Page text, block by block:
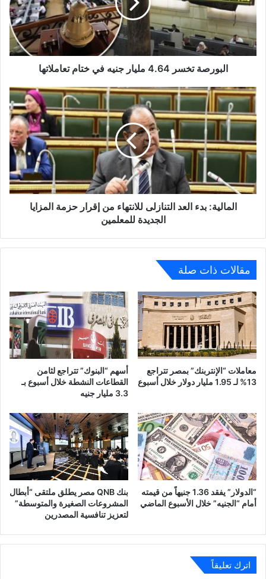
جنيه
في
ختام
تعاملاتها
البورصة تخسر 4.64 مليار جنيه في ختام تعاملاتها
المالية:
بدء
العد
التنازلى
للانتهاء
من
إقرار
حزمة
المزايا
الجديدةالمالية: بدء العد التنازلى للانتهاء من إقرار حزمة المزايا
الجديدة للمعلمين
مقالات ذات صلة
معاملات “الإنتربنك” بمصر تتراجع
13% لـ 1.95 مليار دولار خلال أسبوع
أسهم “البنوك” تتراجع لثامن
القطاعات النشطة خلال أسبوع بـ
3.3 مليار جنيه
“الدولار” يفقد 1.36 جنيهاً من قيمته
أمام “الجنيه” خلال الأسبوع الماضي
بنك QNB مصر يطلق ملتقى “أبطال
المشروعات الصغيرة والمتوسطة”
لتعزيز تنافسية المصدرين
اترك تعليقاً